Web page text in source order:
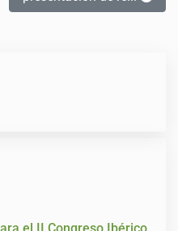
el II Congreso Ibérico